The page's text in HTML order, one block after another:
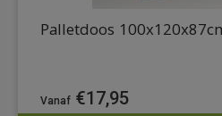
Palletdoos
€17,95